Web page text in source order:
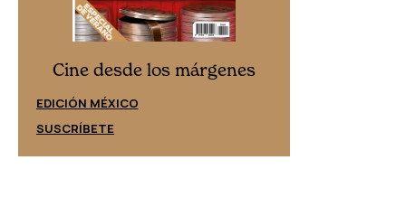
Cine desde los márgenes
EDICIÓN MÉXICO
SUSCRÍBETE